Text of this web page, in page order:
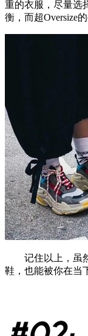
重的衣服，尽量选
衡，而超Oversize
记住以上，虽然
鞋，也能被你在当